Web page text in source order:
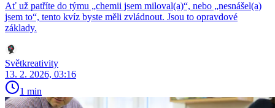
Ať už patříte do týmu „chemii jsem miloval(a)“, nebo „nesnášel(a)
jsem to“, tento kvíz byste měli zvládnout. Jsou to opravdové
základy.
Světkreativity
13. 2. 2026, 03:16
1 min